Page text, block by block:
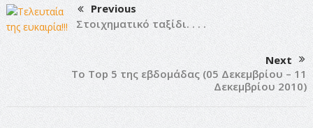
Previous
Στοιχηματικό ταξίδι. . . .
Next
Το Top 5 της εβδομάδας (05 Δεκεμβρίου – 11
Δεκεμβρίου 2010)